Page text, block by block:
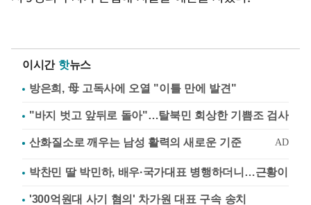
이시간 핫뉴스
방은희, 母 고독사에 오열 "이틀 만에 발견"
"바지 벗고 앞뒤로 돌아"…탈북민 회상한 기쁨조 검사
박찬민 딸 박민하, 배우·국가대표 병행하더니…근황이
'300억원대 사기 혐의' 차가원 대표 구속 송치